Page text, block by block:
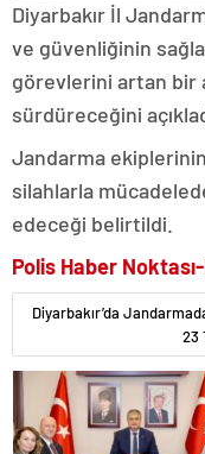
Diyarbakır İl
ve güvenliğinin
görevlerini artan bir
sürdüreceğini
Jandarma ekiplerinin
silahlarla
edeceği belirtildi.
Polis Haber
Diyarbakır’da
23